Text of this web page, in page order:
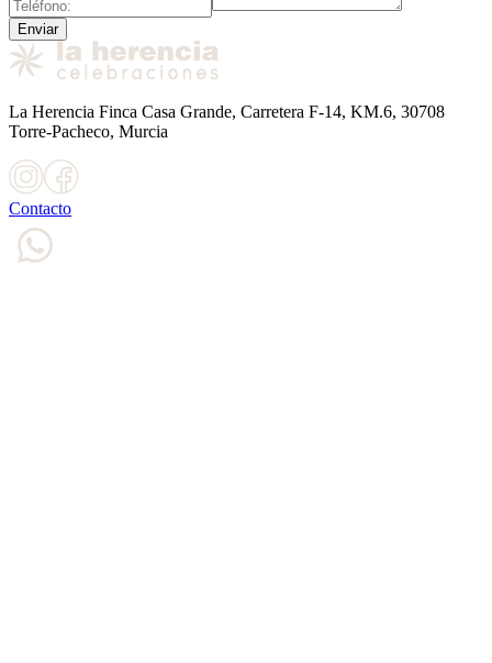
Enviar
La Herencia Finca Casa Grande, Carretera F-14, KM.6, 30708
Torre-Pacheco, Murcia
Contacto